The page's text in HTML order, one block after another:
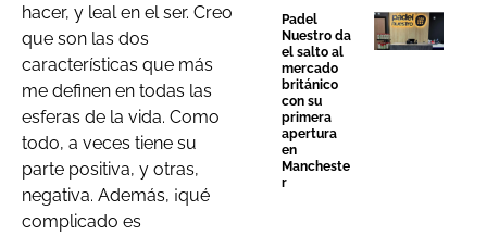
hacer, y leal en el ser. Creo
que son las dos
características que más
me definen en todas las
esferas de la vida. Como
todo, a veces tiene su
parte positiva, y otras,
negativa. Además, ¡qué
complicado es
Padel
Nuestro da
el salto al
mercado
británico
con su
primera
apertura
en
Mancheste
r